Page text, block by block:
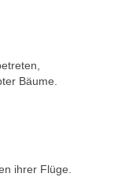
Bäume.
ihrer Flüge.